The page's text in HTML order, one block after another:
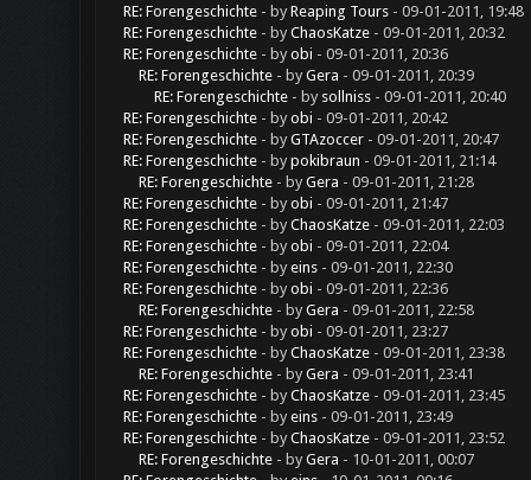
RE: Forengeschichte - byReaping Tours- 09-01-2011, 19:48
RE: Forengeschichte - byChaosKatze- 09-01-2011, 20:32
RE: Forengeschichte - byobi- 09-01-2011, 20:36
RE: Forengeschichte - byGera - 09-01-2011, 20:39
RE: Forengeschichte - by sollniss- 09-01-2011, 20:40
RE: Forengeschichte - byobi- 09-01-2011, 20:42
RE: Forengeschichte - byGTAzoccer- 09-01-2011, 20:47
RE: Forengeschichte - bypokibraun - 09-01-2011, 21:14
RE: Forengeschichte - byGera - 09-01-2011, 21:28
RE: Forengeschichte - byobi- 09-01-2011, 21:47
RE: Forengeschichte - byChaosKatze- 09-01-2011, 22:03
RE: Forengeschichte - byobi- 09-01-2011, 22:04
RE: Forengeschichte - byeins- 09-01-2011, 22:30
RE: Forengeschichte - byobi- 09-01-2011, 22:36
RE: Forengeschichte - byGera - 09-01-2011, 22:58
RE: Forengeschichte - byobi- 09-01-2011, 23:27
RE: Forengeschichte - byChaosKatze- 09-01-2011, 23:38
RE: Forengeschichte - byGera - 09-01-2011, 23:41
RE: Forengeschichte - byChaosKatze- 09-01-2011, 23:45
RE: Forengeschichte - byeins- 09-01-2011, 23:49
RE: Forengeschichte - byChaosKatze- 09-01-2011, 23:52
RE: Forengeschichte - byGera - 10-01-2011, 00:07